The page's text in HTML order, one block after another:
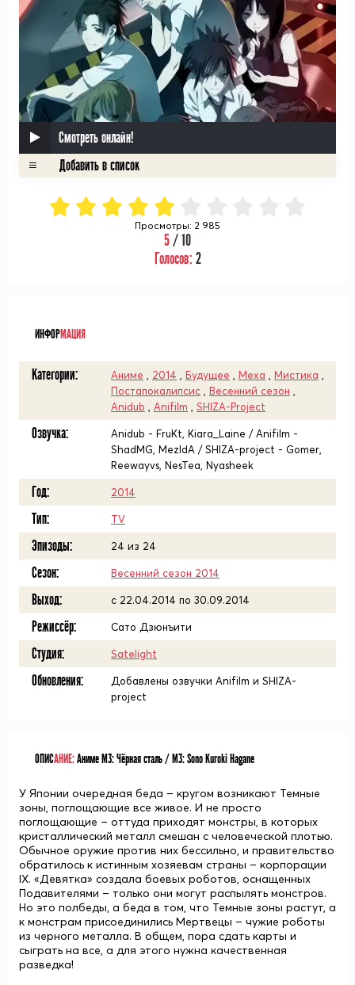
Смотреть онлайн!
Просмотры: 2 985
5/ 10
Голосов: 2
ИНФОРМАЦИЯ
Категории: Аниме 2014 Будущее Меха Мистика
Постапокалипсис
Весенний сезон
Anidub
Anifilm SHIZA-Project
Озвучка:
Anidub - FruKt, Kiara_Laine / Anifilm -
ShadMG, MezIdA / SHIZA-project - Gomer,
Reewayvs, NesTea, Nyasheek
Год: 2014
Тип: TV
Эпизоды: 24 из 24
Сезон: Весенний сезон 2014
Выход: c 22.04.2014 по 30.09.2014
Режиссёр: Сато Дзюнъити
Студия: Satelight
Обновления:
Добавлены озвучки Anifilm и SHIZA-
project
ОПИСАНИЕ:Аниме М3: Чёрная сталь / M3: Sono Kuroki Hagane
У Японии очередная беда – кругом возникают Темные
зоны, поглощающие все живое. И не просто
поглощающие – оттуда приходят монстры, в которых
кристаллический металл смешан с человеческой плотью.
Обычное оружие против них бессильно, и правительство
обратилось к истинным хозяевам страны – корпорации
IX. «Девятка» создала боевых роботов, оснащенных
Подавителями – только они могут распылять монстров.
Но это полбеды, а беда в том, что Темные зоны растут, а
к монстрам присоединились Мертвецы – чужие роботы
из черного металла. В общем, пора сдать карты и
сыграть на все, а для этого нужна качественная
разведка!